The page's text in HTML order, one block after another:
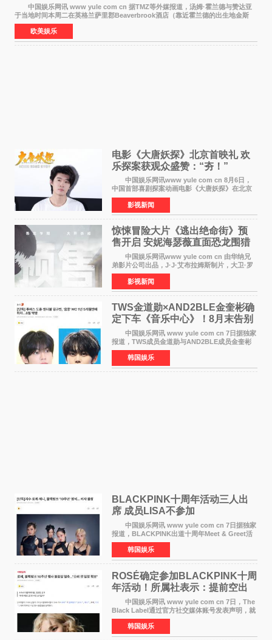
中国娱乐网讯 www yule com cn 据TMZ等外媒报道，汤姆·霍兰德与赞达亚
于当地时间本周二在英格兰萨里郡Beaverbrook酒店（靠近霍兰德的出生地金斯
顿）举办婚宴，邀请家人与朋友们喝喜酒，庆祝
欧美娱乐
电影《大唐妖探》北京首映礼 欢
乐探案获观众盛赞：“夯！”
中国娱乐网讯www yule com cn 8月6日，
中国首部喜剧探案动画电影《大唐妖探》在北京
举办电影首映礼。导演程腾、联合导演黄珉、总
制片人曹紫建、制片人李莹莹，配音导演张喆，
对白指导程寅，领
影视新闻
惊悚冒险大片《逃出绝命街》预
售开启 安妮海瑟薇直面恐龙围猎
中国娱乐网讯www yule com cn 由华纳兄
弟影片公司出品，J·J·艾布拉姆斯制片，大卫·罗
伯特·米切尔执导，好莱坞巨星安妮·海瑟薇和伊万
·麦克格雷格领衔主演的2026暑期惊悚冒险大片
《逃出绝
影视新闻
TWS金道勋×AND2BLE金奎彬确
定下车《音乐中心》！8月末告别
MC席位
中国娱乐网讯 www yule com cn 7日据独家
报道，TWS成员金道勋与AND2BLE成员金奎彬
将于8月离开《音乐中心》MC的位置。 金道
勋与金奎彬于去年3月与H2H A-NA一起被选为
《音乐中心》MC，约1
韩国娱乐
BLACKPINK十周年活动三人出
席 成员LISA不参加
中国娱乐网讯 www yule com cn 7日据独家
报道，BLACKPINK出道十周年Meet & Greet活
动将由智秀、ROS&Eacute;、JENNIE出席，
LISA将缺席。 此前BLACKPINK所属社YG并
未为组合出道十周年做
韩国娱乐
ROSÉ确定参加BLACKPINK十周
年活动！所属社表示：提前空出
了时间
中国娱乐网讯 www yule com cn 7日，The
Black Label通过官方社交媒体账号发表声明，就
近期网络上关于ROS&Eacute;个人行程及是否参
加BLACKPINK出道纪念活动的种种猜测作出正
式回应。 Th
韩国娱乐